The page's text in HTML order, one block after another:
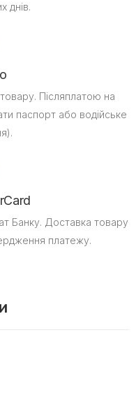
днів.
Післяплатою на
паспорт або водійське
Банку. Доставка товару
платежу.